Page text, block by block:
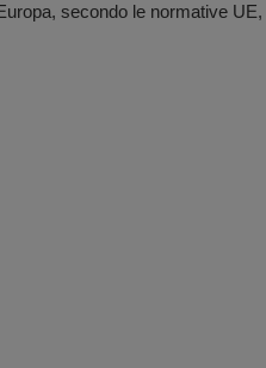
secondo le normative UE,